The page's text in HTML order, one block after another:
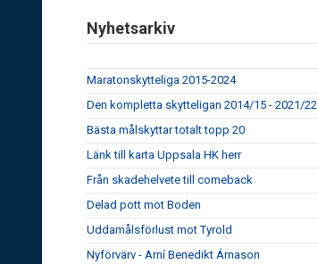
Nyhetsarkiv
Maratonskytteliga 2015-2024
Den kompletta skytteligan 2014/15 - 2021/22
Bästa målskyttar totalt topp 20
Länk till karta Uppsala HK herr
Från skadehelvete till comeback
Delad pott mot Boden
Uddamålsförlust mot Tyrold
Nyförvärv - Arní Benedikt Árnason